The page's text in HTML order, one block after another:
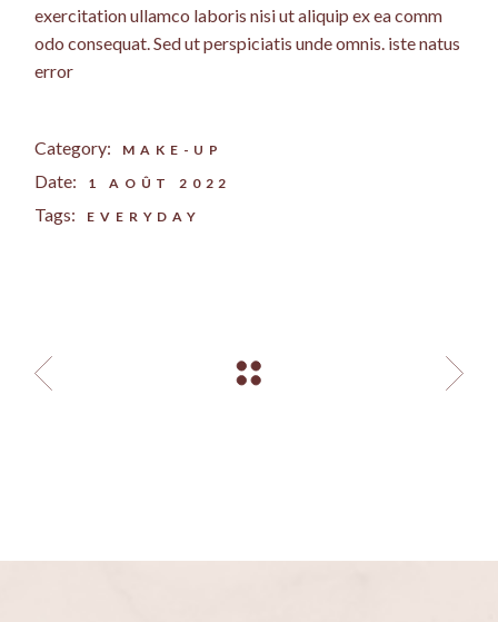
exercitation ullamco laboris nisi ut aliquip ex ea comm
odo consequat. Sed ut perspiciatis unde omnis. iste natus
error
Category: MAKE-UP
Date: 1 AOÛT 2022
Tags: EVERYDAY